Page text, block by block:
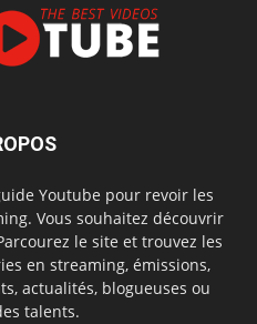
Youtube pour revoir les
Vous souhaitez découvrir
le site et trouvez les
en streaming, émissions,
actualités, blogueuses ou
talents.